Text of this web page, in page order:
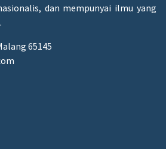
dan mempunyai ilmu yang
65145